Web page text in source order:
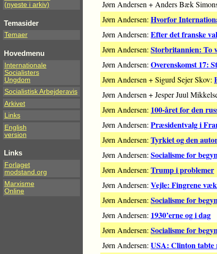
(nyeste i arkiv)
Temasider
Temaer
Hovedmenu
Internationale
Socialisters
Ungdom
Socialistisk Arbejderavis
Arkivet
Links
English
version
Links
Forlaget
modstand.org
Marxisme
Online
Jørn Andersen + Anders Bæk
Jørn Andersen: Hvorfor
Jørn Andersen: Efter det franske
Jørn Andersen: Storbritannien: To
Jørn Andersen: Overenskomst 17:
Jørn Andersen + Sigurd Sejer Skov:
Jørn Andersen + Jesper Juul
Jørn Andersen: 100-året for den
Jørn Andersen: Præsidentvalg i
Jørn Andersen: Tyrkiet og den
Jørn Andersen: Socialisme for
Jørn Andersen: Trump i problemer
Jørn Andersen: Vejle: Fingrene
Jørn Andersen: Socialisme for
Jørn Andersen: 1930’erne og i dag
Jørn Andersen: Socialisme for
Jørn Andersen: USA: Clinton tabte